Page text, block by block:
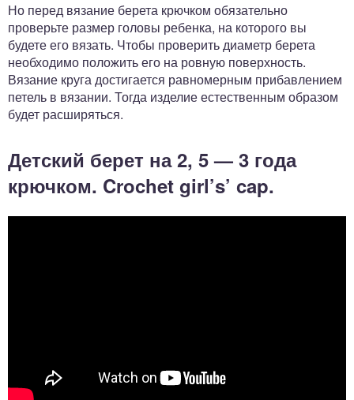
Но перед вязание берета крючком обязательно
проверьте размер головы ребенка, на которого вы
будете его вязать. Чтобы проверить диаметр берета
необходимо положить его на ровную поверхность.
Вязание круга достигается равномерным прибавлением
петель в вязании. Тогда изделие естественным образом
будет расширяться.
Детский берет на 2, 5 — 3 года
крючком. Crochet girl’s’ cap.